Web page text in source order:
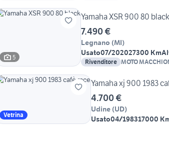
5
Yamaha XSR 900 80 black
7.490 €
Legnano (MI)
Usato07/202027300 Km
Rivenditore MOTO
Vetrina
Yamaha xj 900 1983
4.700 €
Udine (UD)
Usato04/198317000